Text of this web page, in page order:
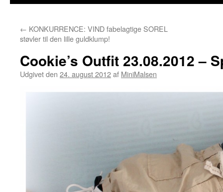
← KONKURRENCE: VIND fabelagtige SOREL
støvler til den lille guldklump!
Cookie’s Outfit 23.08.2012 –
Udgivet den 24. august 2012af MiniMalsen